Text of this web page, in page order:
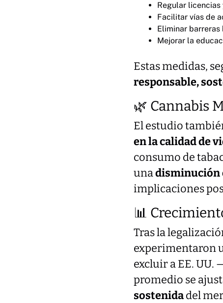
Regular
Facilitar vías de
Eliminar
Mejorar la
Estas medidas,
responsable,
🌿 Cannabis
El estudio
en la calidad de
consumo de
unadisminución
implicaciones
📊
Tras la
experimentaron
excluir a EE.
promedio se
sostenidadel